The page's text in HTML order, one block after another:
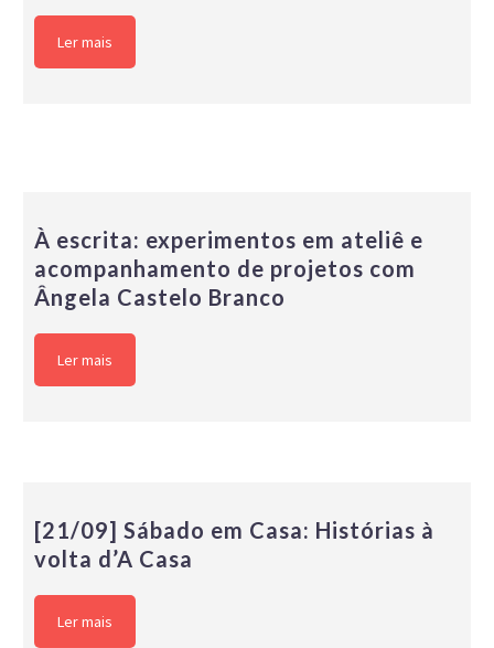
Ler mais
À escrita: experimentos em ateliê e
acompanhamento de projetos com
Ângela Castelo Branco
Ler mais
[21/09] Sábado em Casa: Histórias à
volta d’A Casa
Ler mais